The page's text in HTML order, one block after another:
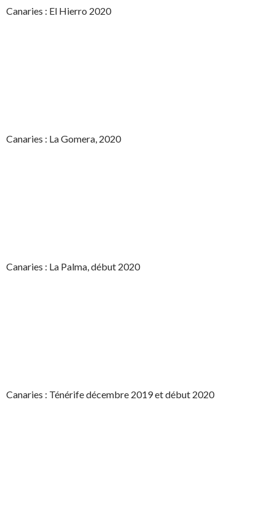
Canaries : El Hierro 2020
Canaries : La Gomera, 2020
Canaries : La Palma, début 2020
Canaries : Ténérife décembre 2019 et début 2020